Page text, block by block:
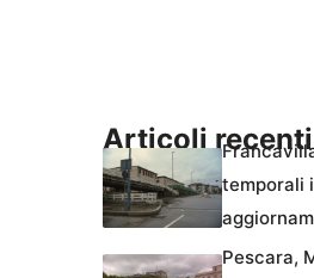
Articoli recenti
temporali
Pescara,